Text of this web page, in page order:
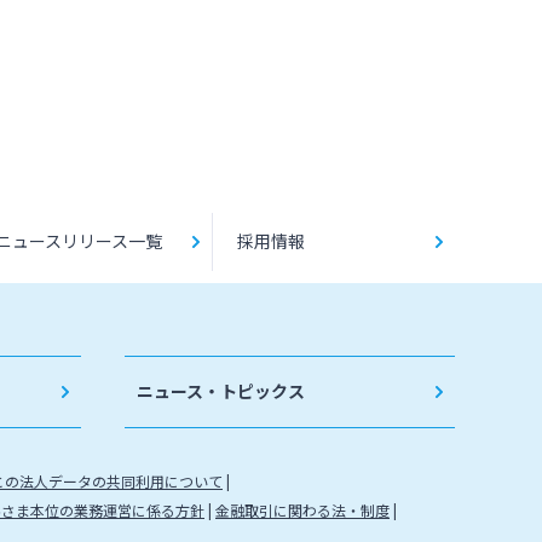
ュースリリース一覧 採用情報
ニュース・トピックス
法人データの共同利用について
ま本位の業務運営に係る方針 金融取引に関わる法・制度